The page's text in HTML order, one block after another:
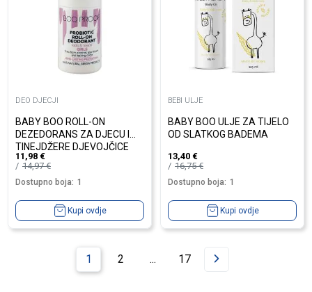
DEO DJECJI
BABY BOO ROLL-ON
DEZEDORANS ZA DJECU I
TINEJDŽERE DJEVOJČICE
11,98 €
14,97€
Dostupno boja: 1
Kupi ovdje
BEBI ULJE
BABY BOO ULJE ZA TIJELO
OD SLATKOG BADEMA
13,40 €
16,75€
Dostupno boja: 1
Kupi ovdje
1 2 ... 17